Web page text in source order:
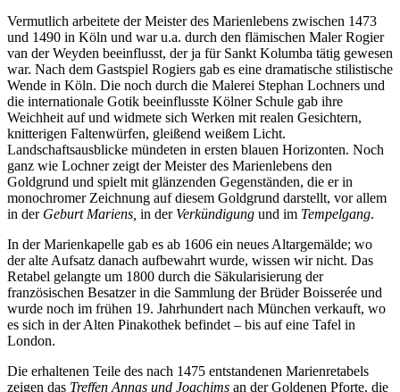
Vermutlich arbeitete der Meister des Marienlebens zwischen 1473
und 1490 in Köln und war u.a. durch den flämischen Maler Rogier
van der Weyden beeinflusst, der ja für Sankt Kolumba tätig gewesen
war. Nach dem Gastspiel Rogiers gab es eine dramatische stilistische
Wende in Köln. Die noch durch die Malerei Stephan Lochners und
die internationale Gotik beeinflusste Kölner Schule gab ihre
Weichheit auf und widmete sich Werken mit realen Gesichtern,
knitterigen Faltenwürfen, gleißend weißem Licht.
Landschaftsausblicke mündeten in ersten blauen Horizonten. Noch
ganz wie Lochner zeigt der Meister des Marienlebens den
Goldgrund und spielt mit glänzenden Gegenständen, die er in
monochromer Zeichnung auf diesem Goldgrund darstellt, vor allem
in der Geburt Mariens, in derVerkündigung und im Tempelgang.
In der Marienkapelle gab es ab 1606 ein neues Altargemälde; wo
der alte Aufsatz danach aufbewahrt wurde, wissen wir nicht. Das
Retabel gelangte um 1800 durch die Säkularisierung der
französischen Besatzer in die Sammlung der Brüder Boisserée und
wurde noch im frühen 19. Jahrhundert nach München verkauft, wo
es sich in der Alten Pinakothek befindet – bis auf eine Tafel in
London.
Die erhaltenen Teile des nach 1475 entstandenen Marienretabels
zeigen das Treffen Annas und Joachims an der Goldenen Pforte, die